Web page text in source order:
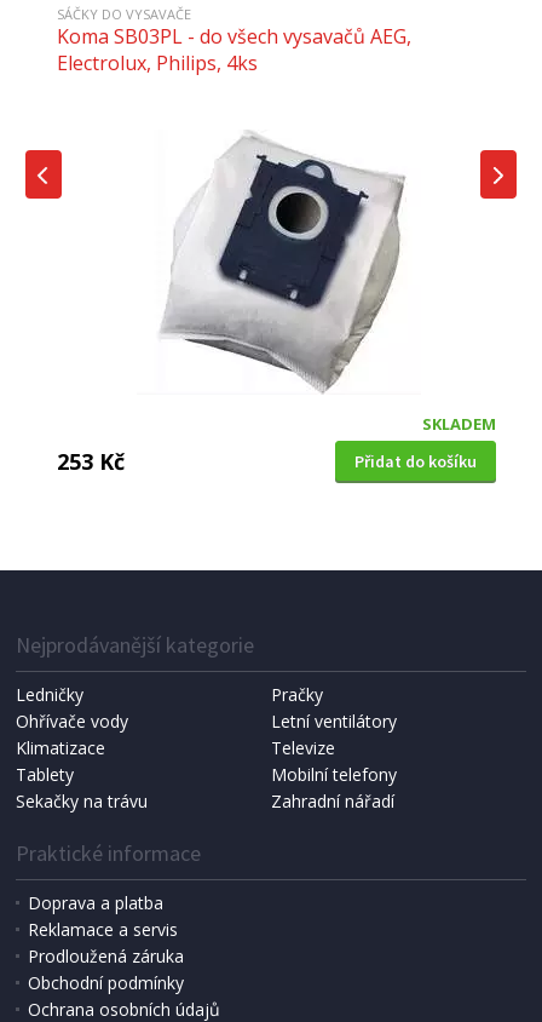
SÁČKY DO VYSAVAČE
Koma SB03PL - do všech vysavačů AEG,
Electrolux, Philips, 4ks
SKLADEM
253 Kč Přidat do košíku
Rowenta WB406140 Wonderbag
269 Kč
Nejprodávanější kategorie
Ledničky
Pračky
Ohřívače vody
Letní ventilátory
Klimatizace
Televize
Tablety
Mobilní telefony
Sekačky na trávu
Zahradní nářadí
Praktické informace
Doprava a platba
Reklamace a servis
Prodloužená záruka
Obchodní podmínky
Ochrana osobních údajů